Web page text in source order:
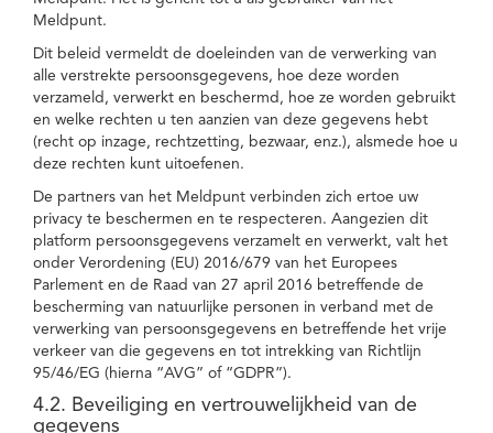
Meldpunt.
Dit beleid vermeldt de doeleinden van de verwerking van
alle verstrekte persoonsgegevens, hoe deze worden
verzameld, verwerkt en beschermd, hoe ze worden gebruikt
en welke rechten u ten aanzien van deze gegevens hebt
(recht op inzage, rechtzetting, bezwaar, enz.), alsmede hoe u
deze rechten kunt uitoefenen.
De partners van het Meldpunt verbinden zich ertoe uw
privacy te beschermen en te respecteren. Aangezien dit
platform persoonsgegevens verzamelt en verwerkt, valt het
onder Verordening (EU) 2016/679 van het Europees
Parlement en de Raad van 27 april 2016 betreffende de
bescherming van natuurlijke personen in verband met de
verwerking van persoonsgegevens en betreffende het vrije
verkeer van die gegevens en tot intrekking van Richtlijn
95/46/EG (hierna “AVG” of “GDPR”).
4.2. Beveiliging en vertrouwelijkheid van de
gegevens